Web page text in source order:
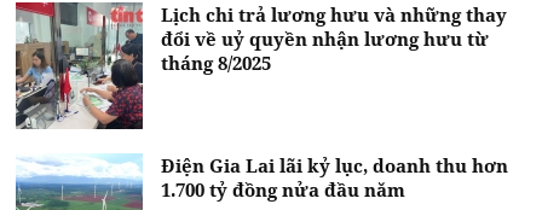
Lịch chi trả lương hưu và những thay
đổi về uỷ quyền nhận lương hưu từ
tháng 8/2025
Điện Gia Lai lãi kỷ lục, doanh thu hơn
1.700 tỷ đồng nửa đầu năm